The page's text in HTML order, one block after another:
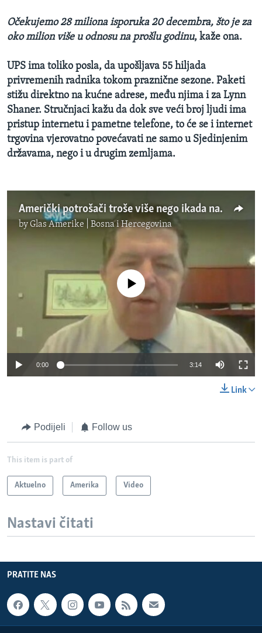
Očekujemo 28 miliona isporuka 20 decembra, što je za
oko milion više u odnosu na prošlu godinu, kaže ona.
UPS ima toliko posla, da upošljava 55 hiljada
privremenih radnika tokom praznične sezone. Paketi
stižu direktno na kućne adrese, među njima i za Lynn
Shaner. Stručnjaci kažu da dok sve veći broj ljudi ima
pristup internetu i pametne telefone, to će se i internet
trgovina vjerovatno povećavati ne samo u Sjedinjenim
državama, nego i u drugim zemljama.
Američki potrošači troše više nego ikada na internet kupovinu
byGlas Amerike | Bosna i Hercegovina
No media source currently available
0:00 3:14
Link
Podijeli Follow us
This item is part of
Aktuelno Amerika Video
Nastavi čitati
PRATITE NAS